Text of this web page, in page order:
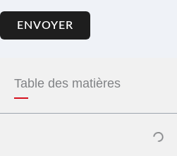
ENVOYER
Table des matières